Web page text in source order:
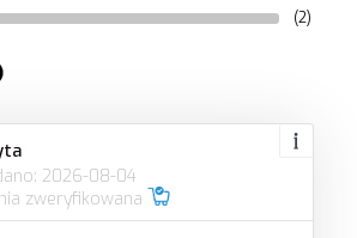
(2)
2026-08-04
zweryfikowana